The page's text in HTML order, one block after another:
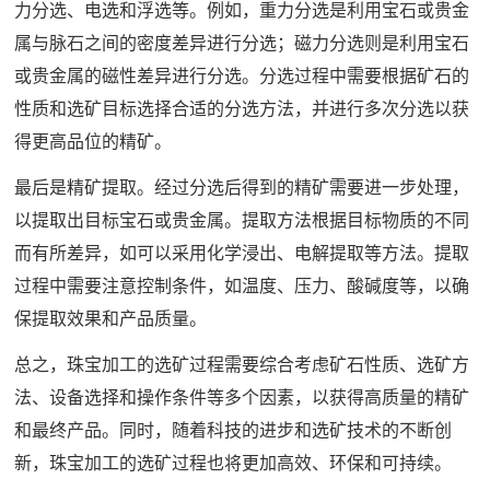
力分选、电选和浮选等。例如，重力分选是利用宝石或贵金
属与脉石之间的密度差异进行分选；磁力分选则是利用宝石
或贵金属的磁性差异进行分选。分选过程中需要根据矿石的
性质和选矿目标选择合适的分选方法，并进行多次分选以获
得更高品位的精矿。
最后是精矿提取。经过分选后得到的精矿需要进一步处理，
以提取出目标宝石或贵金属。提取方法根据目标物质的不同
而有所差异，如可以采用化学浸出、电解提取等方法。提取
过程中需要注意控制条件，如温度、压力、酸碱度等，以确
保提取效果和产品质量。
总之，珠宝加工的选矿过程需要综合考虑矿石性质、选矿方
法、设备选择和操作条件等多个因素，以获得高质量的精矿
和最终产品。同时，随着科技的进步和选矿技术的不断创
新，珠宝加工的选矿过程也将更加高效、环保和可持续。